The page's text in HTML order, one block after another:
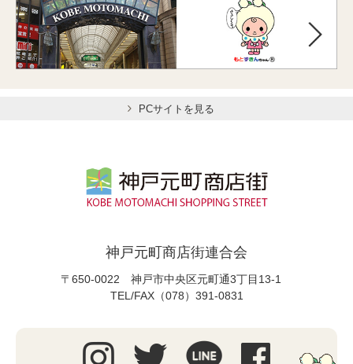
PCサイトを見る
神戸元町商店街連合会
〒650-0022 神戸市中央区元町通3丁目13-1
TEL/FAX（078）391-0831